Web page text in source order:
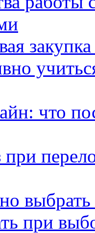
что
при
при